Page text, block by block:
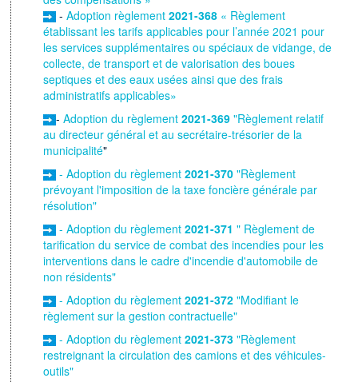
-Adoption règlement2021-368 « Règlement
établissant les tarifs applicables pour l’année 2021 pour
les services supplémentaires ou spéciaux de vidange, de
collecte, de transport et de valorisation des boues
septiques et des eaux usées ainsi que des frais
administratifs applicables»
-Adoption du règlement2021-369 "Règlement relatif
au directeur général et au secrétaire-trésorier de la
municipalité"
- Adoption du règlement2021-370 "Règlement
prévoyant l'imposition de la taxe foncière générale par
résolution"
- Adoption du règlement2021-371 " Règlement de
tarification du service de combat des incendies pour les
interventions dans le cadre d'incendie d'automobile de
non résidents"
- Adoption du règlement2021-372 "Modifiant le
règlement sur la gestion contractuelle"
- Adoption du règlement2021-373 "Règlement
restreignant la circulation des camions et des véhicules-
outils"